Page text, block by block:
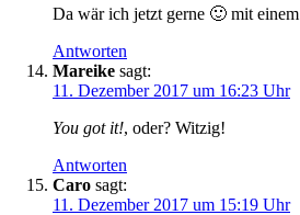
Da wär ich jetzt gerne 🙂 mit einem
Antworten
Mareike sagt:
11. Dezember 2017 um 16:23 Uhr
You got it!, oder? Witzig!
Antworten
Caro sagt:
11. Dezember 2017 um 15:19 Uhr